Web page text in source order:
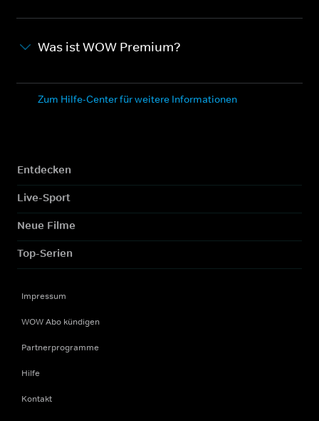
Was ist WOW Premium?
Zum Hilfe-Center für weitere Informationen
Entdecken
Live-Sport
Neue Filme
Top-Serien
Impressum
WOW Abo kündigen
Partnerprogramme
Hilfe
Kontakt